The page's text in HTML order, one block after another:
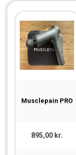
Musclepain PRO
895,00 kr.